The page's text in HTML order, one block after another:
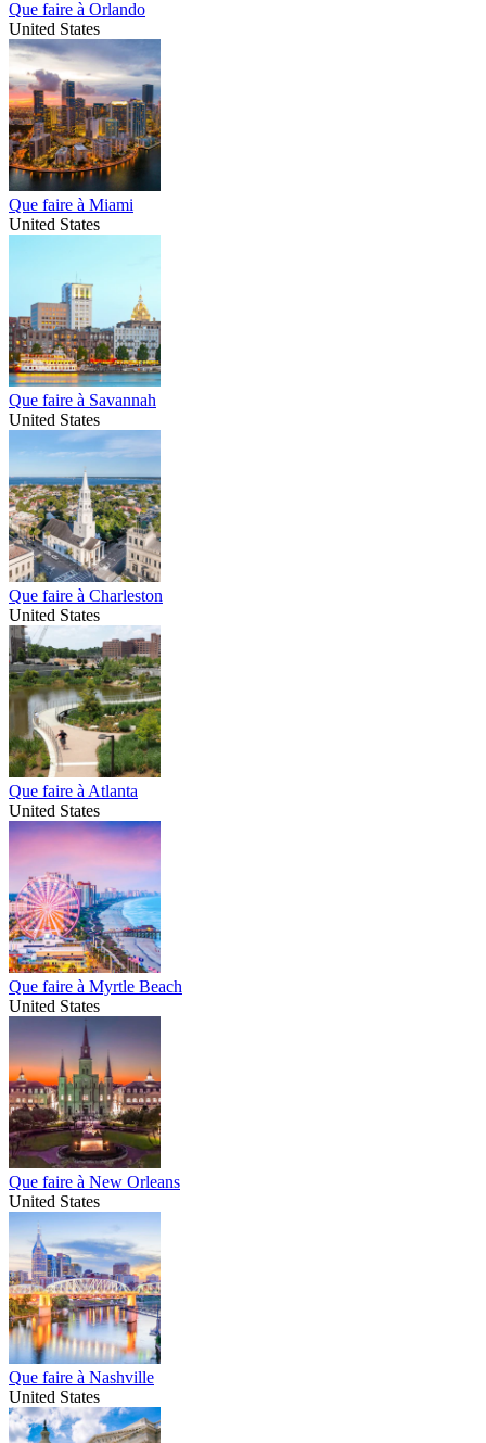
Que faire à Orlando
United States
Que faire à Miami
United States
Que faire à Savannah
United States
Que faire à Charleston
United States
Que faire à Atlanta
United States
Que faire à Myrtle Beach
United States
Que faire à New Orleans
United States
Que faire à Nashville
United States